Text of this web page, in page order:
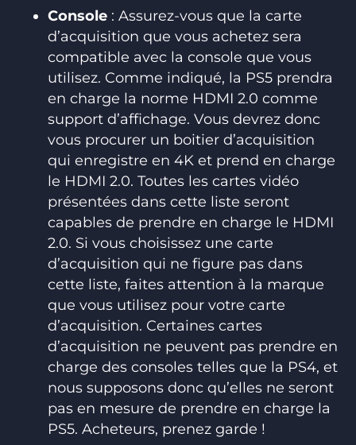
Console : Assurez-vous que la carte
d’acquisition que vous achetez sera
compatible avec la console que vous
utilisez. Comme indiqué, la PS5 prendra
en charge la norme HDMI 2.0 comme
support d’affichage. Vous devrez donc
vous procurer un boitier d’acquisition
qui enregistre en 4K et prend en charge
le HDMI 2.0. Toutes les cartes vidéo
présentées dans cette liste seront
capables de prendre en charge le HDMI
2.0. Si vous choisissez une carte
d’acquisition qui ne figure pas dans
cette liste, faites attention à la marque
que vous utilisez pour votre carte
d’acquisition. Certaines cartes
d’acquisition ne peuvent pas prendre en
charge des consoles telles que la PS4, et
nous supposons donc qu’elles ne seront
pas en mesure de prendre en charge la
PS5. Acheteurs, prenez garde !